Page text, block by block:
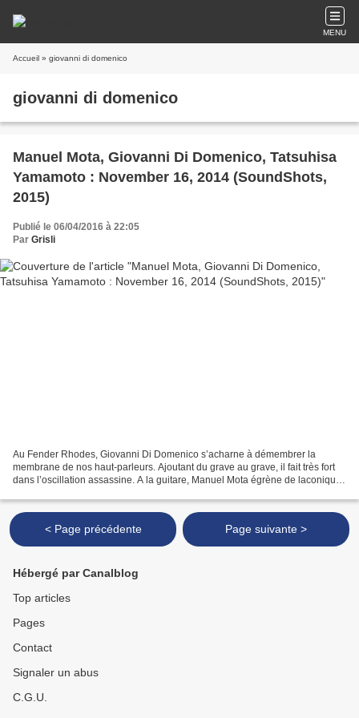
MENU
Accueil » giovanni di domenico
giovanni di domenico
Manuel Mota, Giovanni Di Domenico, Tatsuhisa
Yamamoto : November 16, 2014 (SoundShots,
2015)
Publié le 06/04/2016 à 22:05
Par Grisli
Au Fender Rhodes, Giovanni Di Domenico s’acharne à démembrer la
membrane de nos haut-parleurs. Ajoutant du grave au grave, il fait très fort
dans l’oscillation assassine. A la guitare, Manuel Mota égrène de laconiques
< Page précédente Page suivante >
Hébergé par Canalblog
Top articles
Pages
Contact
Signaler un abus
C.G.U.